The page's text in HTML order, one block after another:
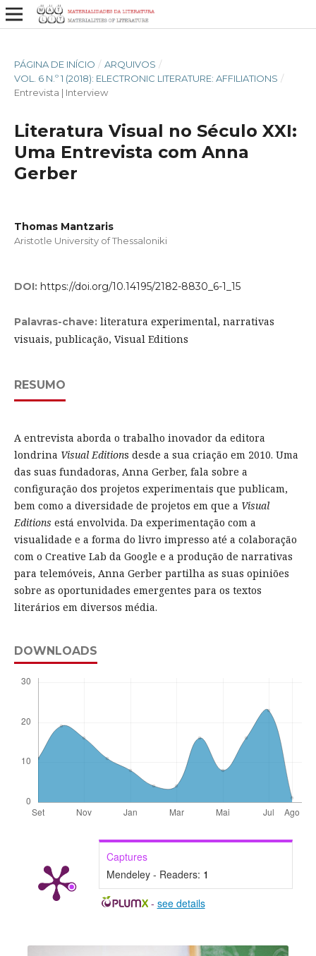
PÁGINA DE INÍCIO / ARQUIVOS /
VOL. 6 N.º 1 (2018): ELECTRONIC LITERATURE: AFFILIATIONS /
Entrevista | Interview
Literatura Visual no Século XXI:
Uma Entrevista com Anna
Gerber
Thomas Mantzaris
Aristotle University of Thessaloniki
DOI: https://doi.org/10.14195/2182-8830_6-1_15
Palavras-chave: literatura experimental, narrativas
visuais, publicação, Visual Editions
RESUMO
A entrevista aborda o trabalho inovador da editora
londrina Visual Editions desde a sua criação em 2010. Uma
das suas fundadoras, Anna Gerber, fala sobre a
configuração dos projetos experimentais que publicam,
bem como a diversidade de projetos em que a Visual
Editions está envolvida. Da experimentação com a
visualidade e a forma do livro impresso até a colaboração
com o Creative Lab da Google e a produção de narrativas
para telemóveis, Anna Gerber partilha as suas opiniões
sobre as oportunidades emergentes para os textos
literários em diversos média.
DOWNLOADS
Captures
Mendeley - Readers: 1
- see details